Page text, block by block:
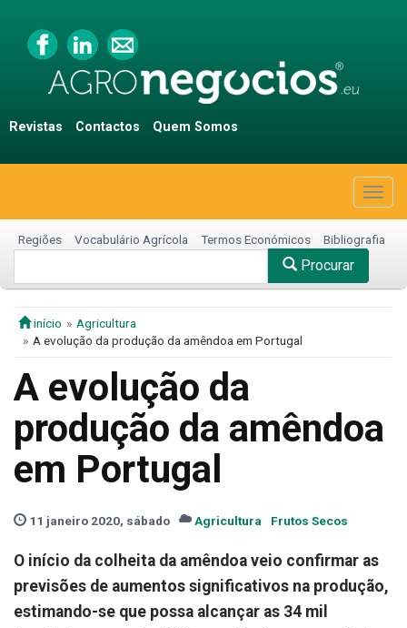
Revistas Contactos Quem Somos
Regiões Vocabulário Agrícola Termos Económicos Bibliografia
Procurar
início
Agricultura
A evolução da produção da amêndoa em Portugal
A evolução da
produção da amêndoa
em Portugal
11 janeiro 2020, sábado Agricultura Frutos Secos
O início da colheita da amêndoa veio confirmar as
previsões de aumentos significativos na produção,
estimando-se que possa alcançar as 34 mil